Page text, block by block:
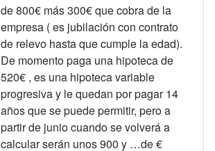
de 800€ más 300€ que cobra de la
empresa ( es jubilación con contrato
de relevo hasta que cumple la edad).
De momento paga una hipoteca de
520€ , es una hipoteca variable
progresiva y le quedan por pagar 14
años que se puede permitir, pero a
partir de junio cuando se volverá a
calcular serán unos 900 y …de €